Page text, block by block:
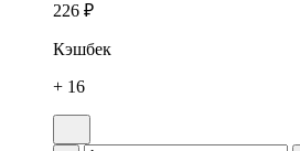
226 ₽
Кэшбек
+ 16